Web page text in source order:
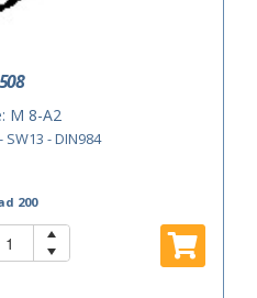
M 8-A2
SW13 - DIN984
200